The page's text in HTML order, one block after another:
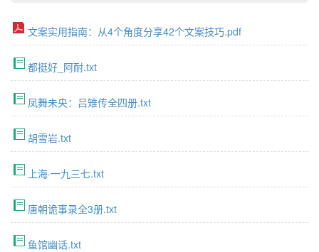
文案实用指南：从4个角度分享42个文案技巧.pdf
都挺好_阿耐.txt
凤舞未央：吕雉传全四册.txt
胡雪岩.txt
上海·一九三七.txt
唐朝诡事录全3册.txt
鱼馆幽话.txt